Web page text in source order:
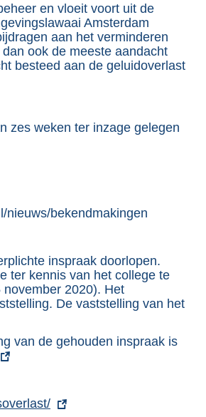
en vloeit voort uit de
Amsterdam
aan het verminderen
ook de meeste aandacht
besteed aan de geluidoverlast
zes weken ter inzage gelegen
nieuws/bekendmakingen
inspraak doorlopen.
ter kennis van het college te
2020). Het
De vaststelling van het
van de gehouden inspraak is